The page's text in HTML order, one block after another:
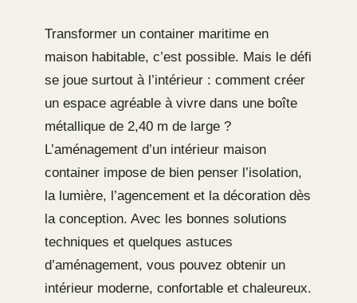
Transformer un container maritime en
maison habitable, c’est possible. Mais le défi
se joue surtout à l’intérieur : comment créer
un espace agréable à vivre dans une boîte
métallique de 2,40 m de large ?
L’aménagement d’un intérieur maison
container impose de bien penser l’isolation,
la lumière, l’agencement et la décoration dès
la conception. Avec les bonnes solutions
techniques et quelques astuces
d’aménagement, vous pouvez obtenir un
intérieur moderne, confortable et chaleureux.